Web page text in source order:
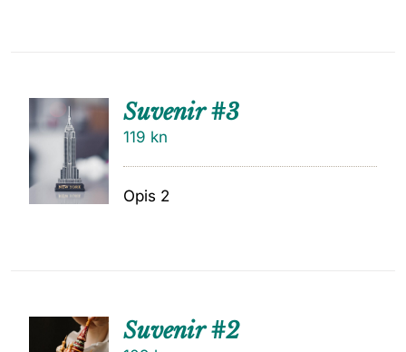
DODAJ
Suvenir #3
119 kn
Opis 2
DODAJ
Suvenir #2